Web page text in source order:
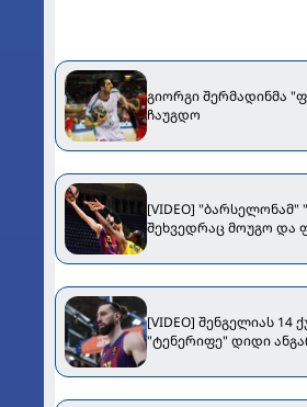
გიორგი შერმადინმა
ჩაუგდო
[VIDEO]
შეხვედრაც მოუგო და
[VIDEO] შენგელიას
"ტენერიფე" დიდი